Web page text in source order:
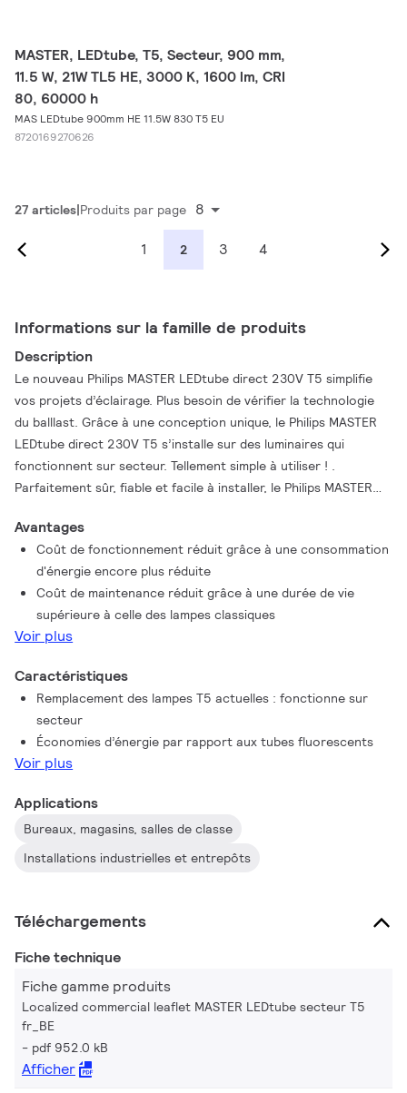
MASTER, LEDtube, T5, Secteur, 900 mm,
11.5 W, 21W TL5 HE, 3000 K, 1600 lm, CRI
80, 60000 h
MAS LEDtube 900mm HE 11.5W 830 T5 EU
8720169270626
27 articles Produits par page 8
1 2 3 4
Informations sur la famille de produits
Description
Le nouveau Philips MASTER LEDtube direct 230V T5 simplifie
vos projets d’éclairage. Plus besoin de vérifier la technologie
du balllast. Grâce à une conception unique, le Philips MASTER
LEDtube direct 230V T5 s’installe sur des luminaires qui
fonctionnent sur secteur. Tellement simple à utiliser ! .
Parfaitement sûr, fiable et facile à installer, le Philips MASTER
tubes fluorescents standard. Il offre le meilleur rapport
qualité/durée de vie, avec une consommation d’énergie et des
coûts de maintenance réduits.
Avantages
Coût de fonctionnement réduit grâce à une consommation
d'énergie encore plus réduite
Coût de maintenance réduit grâce à une durée de vie
supérieure à celle des lampes classiques
Voir plus
Caractéristiques
Remplacement des lampes T5 actuelles : fonctionne sur
secteur
Économies d’énergie par rapport aux tubes fluorescents
Voir plus
Applications
Bureaux, magasins, salles de classe
Installations industrielles et entrepôts
Téléchargements
Fiche technique
Fiche gamme produits
Localized commercial leaflet MASTER LEDtube secteur T5
fr_BE
pdf 952.0 kB
Afficher